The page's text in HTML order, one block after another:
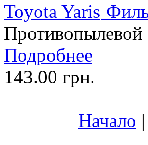
Противопылевой
Подробнее
143.00 грн.
Начало |